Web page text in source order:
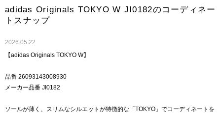
adidas Originals TOKYO W JI0182のコーディネー
トスナップ
2026.05.22
【adidas Originals TOKYO W】
品番 26093143008930
メーカー品番 JI0182
ソールが薄く、スリムなシルエットが特徴的な「TOKYO」でコーディネートを